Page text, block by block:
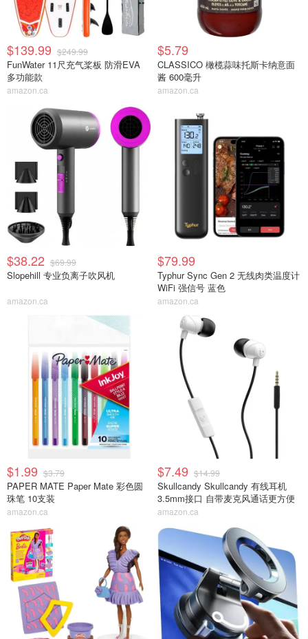
$139.99 $249.99
FunWater 11尺充气桨板 防滑EVA
多功能款
amazon.ca
$5.79
CLASSICO 橄榄蒜味托斯卡纳意面
酱 600毫升
amazon.ca
$38.22 $69.99
Slopehill 专业负离子吹风机
amazon.ca
$79.99
Typhur Sync Gen 2 无线肉类温度计
WiFi 强信号 蓝色
amazon.ca
$1.99 $3.79
PAPER MATE Paper Mate 彩色圆
珠笔 10支装
amazon.ca
$7.49 $14.99
Skullcandy Skullcandy 有线耳机
3.5mm接口 自带麦克风通话更方便
amazon.ca